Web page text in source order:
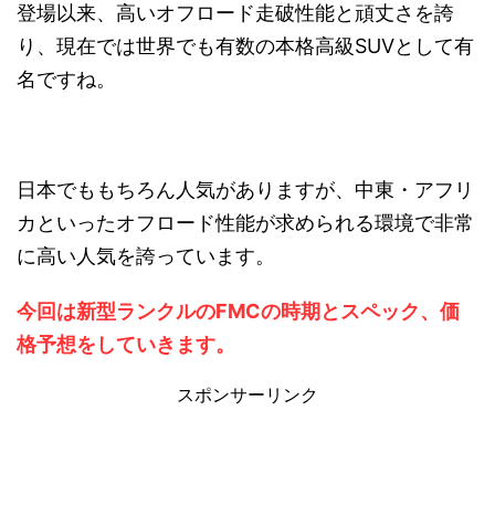
登場以来、高いオフロード走破性能と頑丈さを誇
り、現在では世界でも有数の本格高級SUVとして有
名ですね。
日本でももちろん人気がありますが、中東・アフリ
カといったオフロード性能が求められる環境で非常
に高い人気を誇っています。
今回は新型ランクルのFMCの時期とスペック、価
格予想をしていきます。
スポンサーリンク